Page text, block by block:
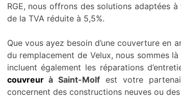
RGE, nous offrons des solutions adaptées
de la TVA réduite à 5,5%.
Que vous ayez besoin d’une couverture en
du remplacement de Velux, nous sommes
incluent également les réparations
couvreurà Saint-Molf est votre
concernent des constructions neuves ou